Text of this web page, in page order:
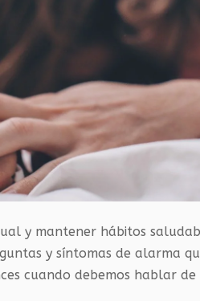
y mantener hábitos
y síntomas de alarma
cuando debemos hablar